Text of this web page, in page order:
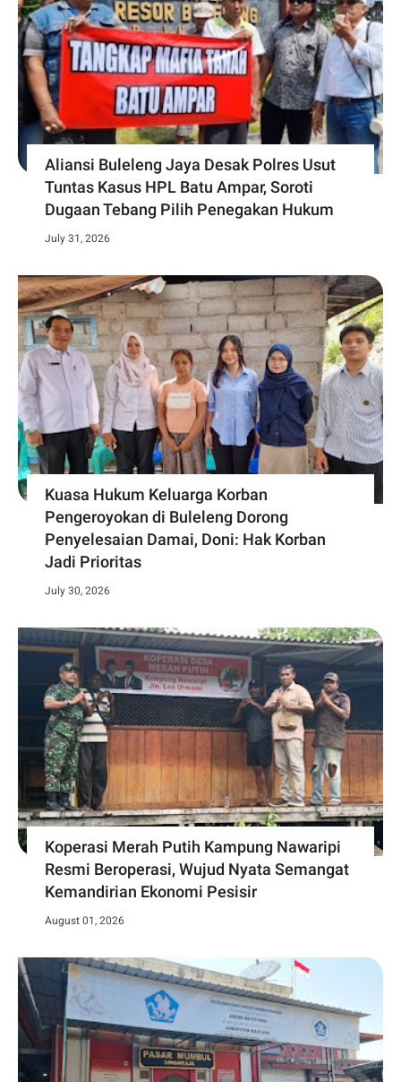
Aliansi Buleleng Jaya Desak Polres Usut
Tuntas Kasus HPL Batu Ampar, Soroti
Dugaan Tebang Pilih Penegakan Hukum
July 31, 2026
Kuasa Hukum Keluarga Korban
Pengeroyokan di Buleleng Dorong
Penyelesaian Damai, Doni: Hak Korban
Jadi Prioritas
July 30, 2026
Koperasi Merah Putih Kampung Nawaripi
Resmi Beroperasi, Wujud Nyata Semangat
Kemandirian Ekonomi Pesisir
August 01, 2026